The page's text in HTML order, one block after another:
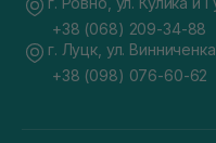
+38 (068) 209-34-88
г. Луцк, ул.
+38 (098) 076-60-62